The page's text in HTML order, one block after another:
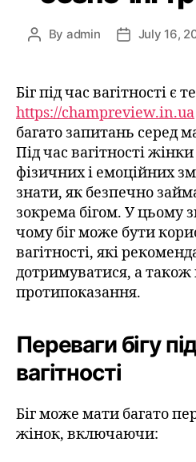
By admin July 16,
Біг під час вагітності є
https://champreview.in.ua
багато запитань серед
Під час вагітності
фізичних і емоційних
знати, як безпечно
зокрема бігом. У цьому
чому біг може бути
вагітності, які
дотримуватися, а
протипоказання.
Переваги бігу
вагітності
Біг може мати багато
жінок, включаючи: